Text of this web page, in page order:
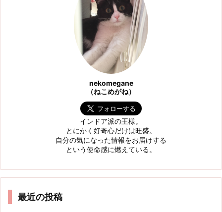
nekomegane
（ねこめがね）
インドア派の王様。
とにかく好奇心だけは旺盛。
自分の気になった情報をお届けする
という使命感に燃えている。
最近の投稿